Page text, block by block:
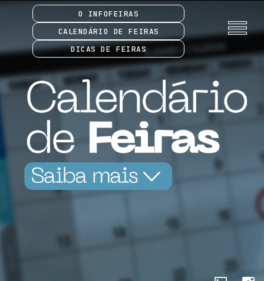
O INFOFEIRAS
CALENDÁRIO DE FEIRAS
DICAS DE FEIRAS